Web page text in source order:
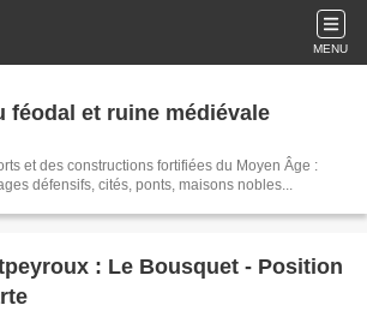
MENU
féodal et ruine médiévale
et des constructions fortifiées du Moyen Âge :
défensifs, cités, ponts, maisons nobles...
: Le Bousquet - Position